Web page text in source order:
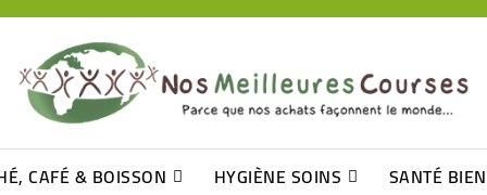
CAFÉ & BOISSON HYGIÈNE SOINS SANTÉ